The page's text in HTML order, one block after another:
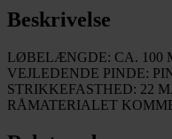
4219
antal
Beskrivelse
LØBELÆNGDE: CA. 100
VEJLEDENDE PINDE:
STRIKKEFASTHED: 22
RÅMATERIALET